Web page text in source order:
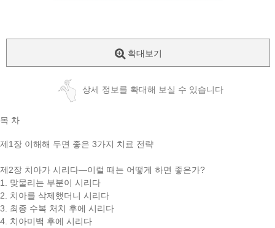
확대보기
상세 정보를 확대해 보실 수 있습니다
목 차
제1장 이해해 두면 좋은 3가지 치료 전략
제2장 치아가 시리다―이럴 때는 어떻게 하면 좋은가?
1. 맞물리는 부분이 시리다
2. 치아를 삭제했더니 시리다
3. 최종 수복 처치 후에 시리다
4. 치아미백 후에 시리다